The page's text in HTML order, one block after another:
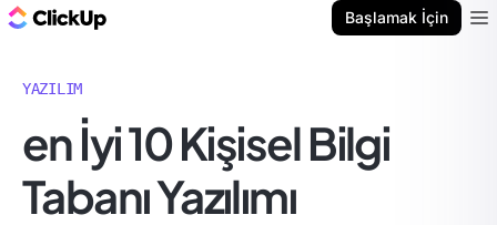
Başlamak İçin
YAZILIM
en İyi 10 Kişisel Bilgi
Tabanı Yazılımı